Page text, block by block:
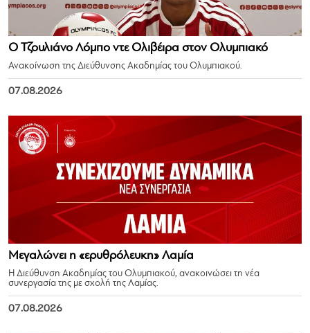
Ο Τζουλιάνο Λόμπο ντε Ολιβέιρα στον Ολυμπιακό
Ανακοίνωση της Διεύθυνσης Ακαδημίας του Ολυμπιακού.
07.08.2026
Μεγαλώνει η «ερυθρόλευκη» Λαμία
Η Διεύθυνση Ακαδημίας του Ολυμπιακού, ανακοινώσει τη νέα
συνεργασία της με σχολή της Λαμίας.
07.08.2026